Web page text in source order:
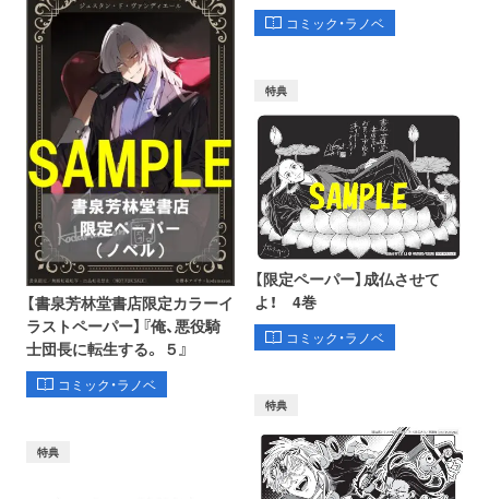
コミック・ラノベ
【書泉芳林堂書店限定カラーイ
ラストペーパー】『俺、悪役騎
士団長に転生する。 ５』
コミック・ラノベ
特典
【限定ペーパー】成仏させて
よ！ 4巻
コミック・ラノベ
特典
特典